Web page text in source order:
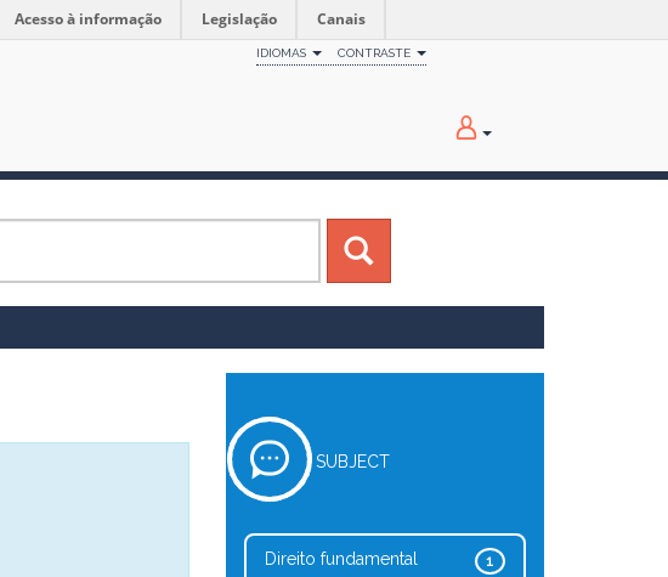
Acesso à informação Legislação Canais
IDIOMAS CONTRASTE
SUBJECT
1
Direito fundamental